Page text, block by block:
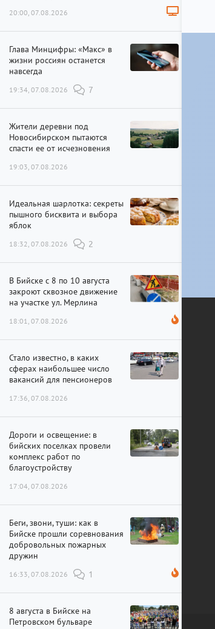
20:00, 07.08.2026
Глава Минцифры: «Макс» в
жизни россиян останется
навсегда
19:34, 07.08.2026 7
Жители деревни под
Новосибирском пытаются
спасти ее от исчезновения
19:03, 07.08.2026
Идеальная шарлотка: секреты
пышного бисквита и выбора
яблок
18:32, 07.08.2026 2
В Бийске с 8 по 10 августа
закроют сквозное движение
на участке ул. Мерлина
18:01, 07.08.2026
Стало известно, в каких
сферах наибольшее число
вакансий для пенсионеров
17:36, 07.08.2026
Дороги и освещение: в
бийских поселках провели
комплекс работ по
благоустройству
17:04, 07.08.2026
Беги, звони, туши: как в
Бийске прошли соревнования
добровольных пожарных
дружин
16:33, 07.08.2026 1
8 августа в Бийске на
Петровском бульваре